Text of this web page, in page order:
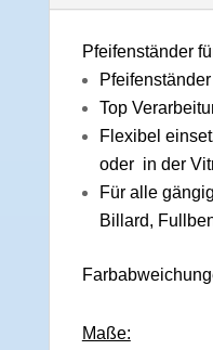
Pfeifenständer
Top
Flexibel
oder in der
Für alle
Billard,
Maße: